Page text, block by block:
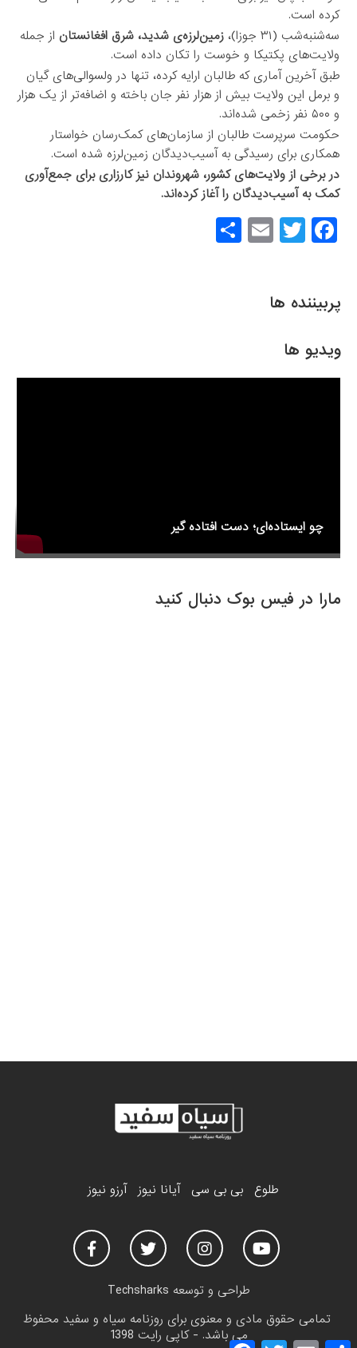
پربیننده ها
ویدیو ها
چو ایستاده‌ای؛ دست افتاده گیر
مارا در فیس بوک دنبال کنید
کرده است.
سه‌شنبه‌شب (۳۱ جوزا)،
زمین‌لرزه‌ی شدید، شرق افغانستان از جمله
ولایت‌های پکتیکا و خوست را تکان داده است.
طبق آخرین آماری که طالبان ارایه کرده، تنها در ولسوالی‌های گیان
و برمل این ولایت بیش از هزار نفر جان باخته و اضافه‌تر از یک هزار
و ۵۰۰ نفر زخمی شده‌اند.
حکومت سرپرست طالبان از سازمان‌های کمک‌رسان خواستار
همکاری برای رسیدگی به آسیب‌دیدگان زمین‌لرزه شده است.
در برخی از ولایت‌های کشور، شهروندان نیز کارزاری برای جمع‌آوری
کمک به آسیب‌دیدگان را آغاز کرده‌اند.
F
a
e
o
o
T
wi
er
E
m
طلوع بی بی سی آیانا نیوز آرزو نیوز
طراحی و توسعه Techsharks
تمامی حقوق مادی و معنوی برای روزنامه سیاه و سفید محفوظ
می باشد. - کاپی رایت 1398